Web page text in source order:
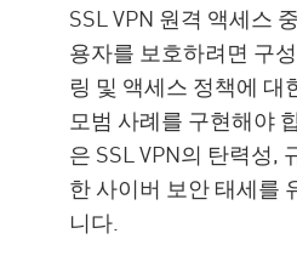
SSL VPN 원격 액세스
용자를 보호하려면 구
링 및 액세스 정책에 대
모범 사례를 구현해야
은 SSL VPN의 탄력성,
한 사이버 보안 태세를
니다.